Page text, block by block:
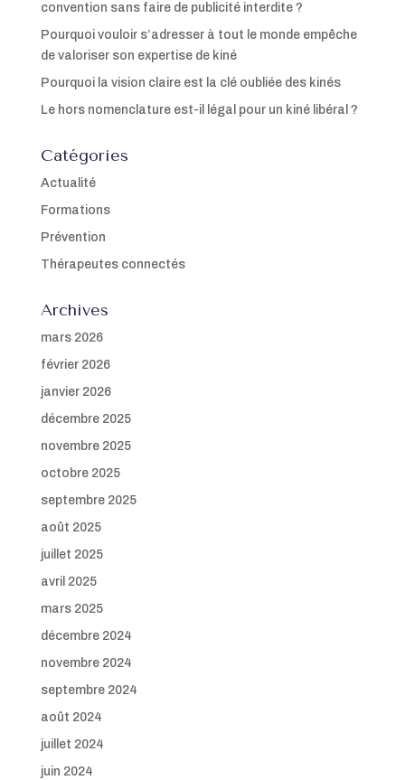
convention sans faire de publicité interdite ?
Pourquoi vouloir s’adresser à tout le monde empêche
de valoriser son expertise de kiné
Pourquoi la vision claire est la clé oubliée des kinés
Le hors nomenclature est-il légal pour un kiné libéral ?
Catégories
Actualité
Formations
Prévention
Thérapeutes connectés
Archives
mars 2026
février 2026
janvier 2026
décembre 2025
novembre 2025
octobre 2025
septembre 2025
août 2025
juillet 2025
avril 2025
mars 2025
décembre 2024
novembre 2024
septembre 2024
août 2024
juillet 2024
juin 2024